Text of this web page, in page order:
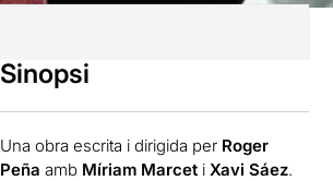
Sinopsi
Una obra escrita i dirigida per Roger
Peña amb Míriam Marcet iXavi Sáez.